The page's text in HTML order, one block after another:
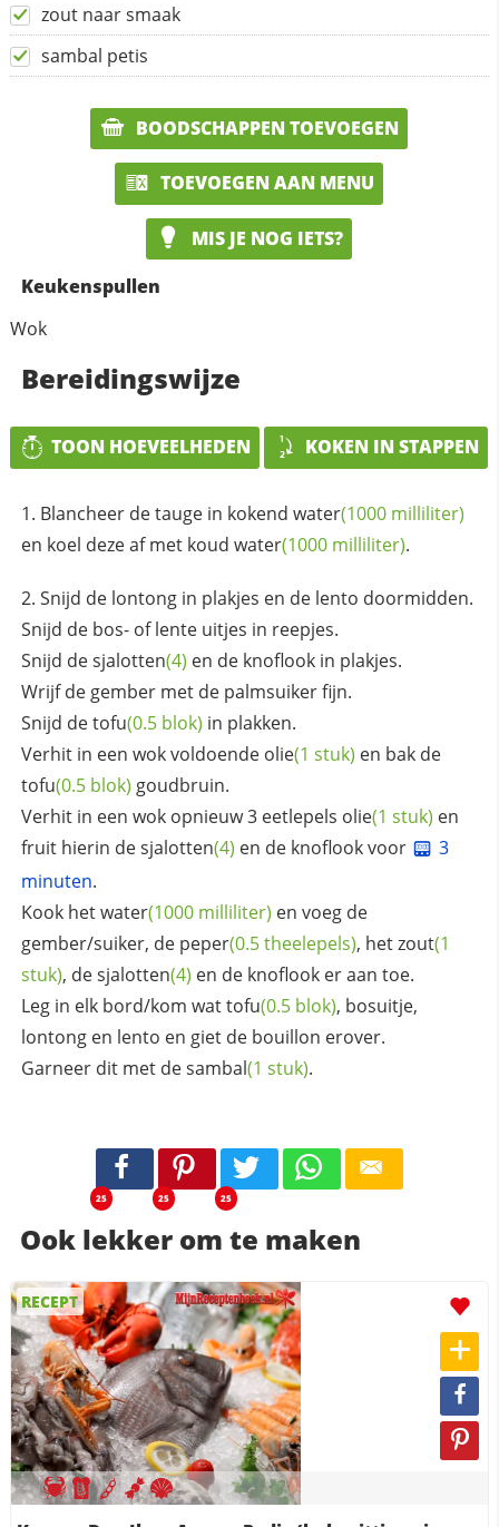
zout naar smaak
sambal petis
BOODSCHAPPEN TOEVOEGEN
TOEVOEGEN AAN MENU
MIS JE NOG IETS?
Keukenspullen
Wok
Bereidingswijze
TOON HOEVEELHEDEN KOKEN IN STAPPEN
Blancheer de tauge in kokend water(1000 milliliter)
en koel deze af met koud water(1000 milliliter).
Snijd de lontong in plakjes en de lento doormidden.
Snijd de bos- of lente uitjes in reepjes.
Snijd desjalotten(4) en de knoflook in plakjes.
Wrijf de gember met de palmsuiker fijn.
Snijd detofu(0.5 blok) in plakken.
Verhit in een wok voldoende olie(1 stuk) en bak de
tofu(0.5 blok) goudbruin.
Verhit in een wok opnieuw 3 eetlepels olie(1 stuk) en
fruit hierin desjalotten(4) en de knoflook voor
3
minuten.
Kook hetwater(1000 milliliter) en voeg de
gember/suiker, de peper(0.5 theelepels), hetzout(1
stuk), desjalotten(4) en de knoflook er aan toe.
Leg in elk bord/kom wattofu(0.5 blok), bosuitje,
lontong en lento en giet de bouillon erover.
Garneer dit met desambal(1 stuk).
25 25 25
Ook lekker om te maken
RECEPT